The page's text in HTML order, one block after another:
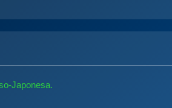
Japonesa.